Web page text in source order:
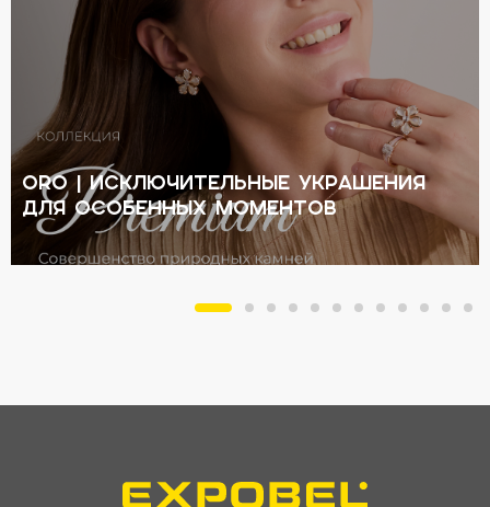
ORO | Исключительные украшения
для особенных моментов